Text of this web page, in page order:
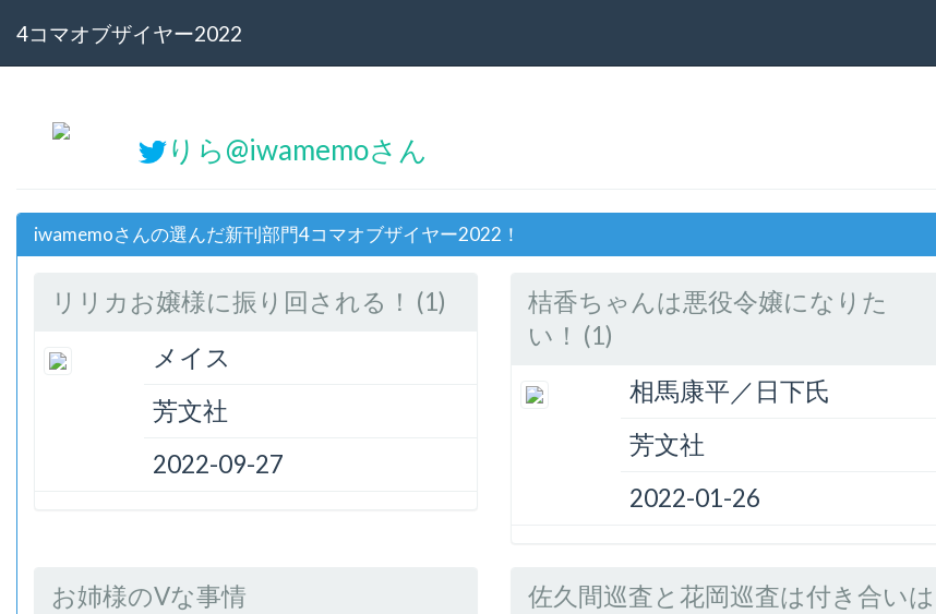
4コマオブザイヤー2022
りら@iwamemoさん
iwamemoさんの選んだ新刊部門4コマオブザイヤー2022！
リリカお嬢様に振り回される！ (1)
メイス
芳文社
2022-09-27
桔香ちゃんは悪役令嬢になりた
い！ (1)
相馬康平／日下氏
芳文社
2022-01-26
お姉様のVな事情
佐久間巡査と花岡巡査は付き合いは